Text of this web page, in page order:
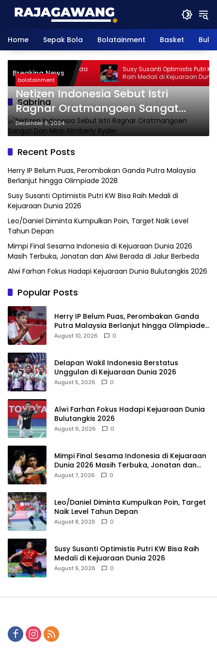
Home
Sepak Bola Bolatainment Basket Bulu
Breaking News
Puas, Perombakan Ganda
Berlanjut hingga
Susy Susanti Optimistis Putri KW
Raih Medali di Kejuaraan Dunia
Sabrina
bolatainment
Netizen Indonesia Sebut Istri
Ragnar Oratmangoen Sangat
Dan Mirip Kimberly Ryder
December 9, 2024
Recent Posts
Herry IP Belum Puas, Perombakan Ganda Putra Malaysia
Berlanjut hingga Olimpiade 2028
Susy Susanti Optimistis Putri KW Bisa Raih Medali di
Kejuaraan Dunia 2026
Leo/Daniel Diminta Kumpulkan Poin, Target Naik Level
Tahun Depan
Mimpi Final Sesama Indonesia di Kejuaraan Dunia 2026
Masih Terbuka, Jonatan dan Alwi Berada di Jalur Berbeda
Alwi Farhan Fokus Hadapi Kejuaraan Dunia Bulutangkis 2026
Popular Posts
Herry IP Belum Puas, Perombakan Ganda
Putra Malaysia Berlanjut hingga Olimpiade
2028
August 10, 2026 0
Delapan Wakil Indonesia Berstatus
Unggulan di Kejuaraan Dunia 2026
August 5, 2026 0
Alwi Farhan Fokus Hadapi Kejuaraan Dunia
Bulutangkis 2026
August 6, 2026 0
Mimpi Final Sesama Indonesia di Kejuaraan
Dunia 2026 Masih Terbuka, Jonatan dan
Alwi Berada di Jalur Berbeda
August 7, 2026 0
Leo/Daniel Diminta Kumpulkan Poin, Target
Naik Level Tahun Depan
August 8, 2026 0
Susy Susanti Optimistis Putri KW Bisa Raih
Medali di Kejuaraan Dunia 2026
August 9, 2026 0